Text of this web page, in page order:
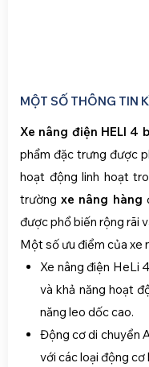
MỘT SỐ THÔNG TIN
Xe nâng điện HELI 4
phẩm đặc trưng được
hoạt động linh hoạt
trườngxe nâng hàng
được phổ biến rộng rãi
Một số ưu điểm của xe
Xe nâng điện HeLi
và khả năng hoạt
năng leo dốc cao.
Động cơ di chuyển
với các loại động cơ